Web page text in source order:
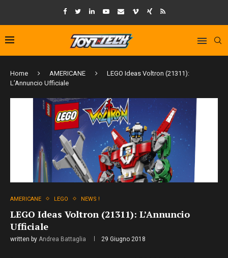
Home AMERICANE
LEGO Ideas Voltron (21311):
L’Annuncio Ufficiale
AMERICANE LEGO NEWS !
LEGO Ideas Voltron (21311): L’Annuncio
Ufficiale
written by Andrea Battaglia 29 Giugno 2018